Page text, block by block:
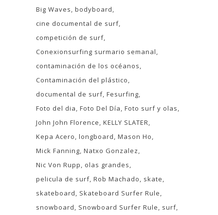
Big Waves bodyboard
cine documental de surf
competición de surf
Conexionsurfing surmario semanal
contaminación de los océanos
Contaminación del plástico
documental de surf Fesurfing
Foto del dia Foto Del Día Foto surf y olas
John John Florence KELLY SLATER
Kepa Acero longboard Mason Ho
Mick Fanning Natxo Gonzalez
Nic Von Rupp
olas grandes
pelicula de surf Rob Machado
skate
skateboard
Skateboard Surfer Rule
snowboard
Snowboard Surfer Rule
surf